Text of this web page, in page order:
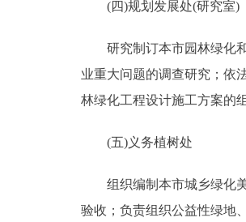
(四)规划发展处(研究室)
研究制订本市园林绿化和
业重大问题的调查研究；依
林绿化工程设计施工方案的
(五)义务植树处
组织编制本市城乡绿化美
验收；负责组织公益性绿地